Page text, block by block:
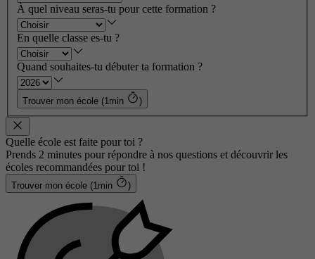
À quel niveau seras-tu pour cette formation ?
En quelle classe es-tu ?
Quand souhaites-tu débuter ta formation ?
Trouver mon école (1min )
Quelle école est faite pour toi ?
Prends 2 minutes pour répondre à nos questions et découvrir les
écoles recommandées pour toi !
Trouver mon école (1min )